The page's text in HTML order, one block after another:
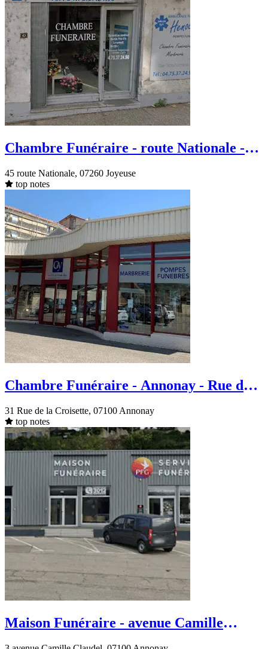
Chambre Funéraire - route Nationale -
45 route Nationale, 07260 Joyeuse
top notes
Chambre Funéraire - Annonay - Rue de
31 Rue de la Croisette, 07100 Annonay
top notes
Maison Funéraire - avenue Camille